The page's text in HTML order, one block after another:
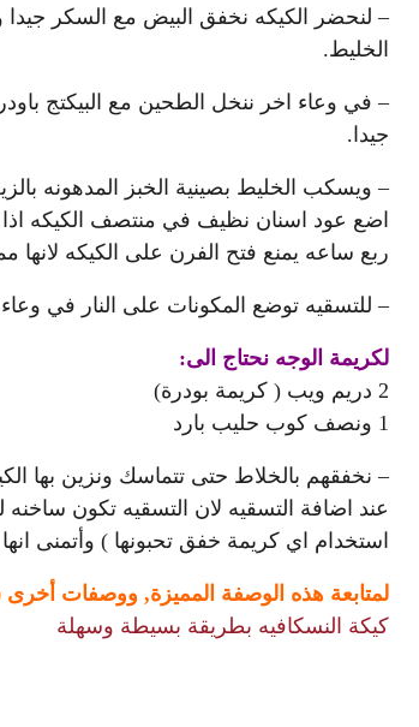
– لنحضر الكيكه نخفق البيض مع السكر جيدا
الخليط.
– في وعاء اخر ننخل الطحين مع البيكتج
جيدا.
اضع عود اسنان نظيف في منتصف الكيكه
ربع ساعه يمنع فتح الفرن علی الكيكه لانها
– للتسقيه توضع المكونات علی النار في
لكريمة الوجه نحتاج الی:
2 دريم ويب ( كريمة بودرة)
1 ونصف كوب حليب بارد
– نخفقهم بالخلاط حتی تتماسك ونزين بها
عند اضافة التسقيه لان التسقيه تكون
استخدام اي كريمة خفق تحبونها ) وأتمنى
لمتابعة هذه الوصفة المميزة, ووصفات
كيكة النسكافيه بطريقة بسيطة وسهلة